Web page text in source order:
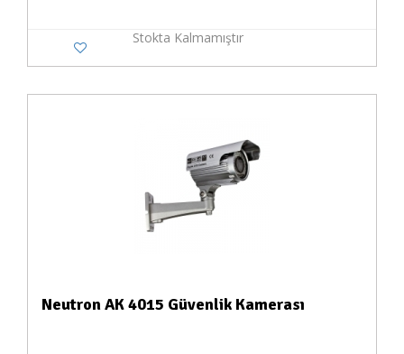
Stokta Kalmamıştır
Neutron AK 4015 Güvenlik Kamerası